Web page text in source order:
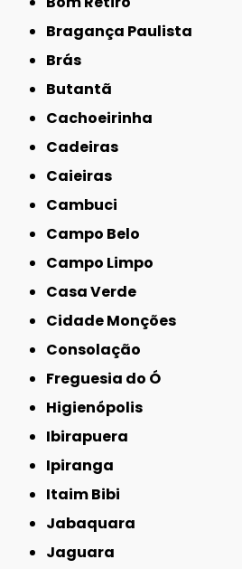
Bragança Paulista
Brás
Butantã
Cachoeirinha
Cadeiras
Caieiras
Cambuci
Campo Belo
Campo Limpo
Casa Verde
Cidade Monções
Consolação
Freguesia do Ó
Higienópolis
Ibirapuera
Ipiranga
Itaim Bibi
Jabaquara
Jaguara